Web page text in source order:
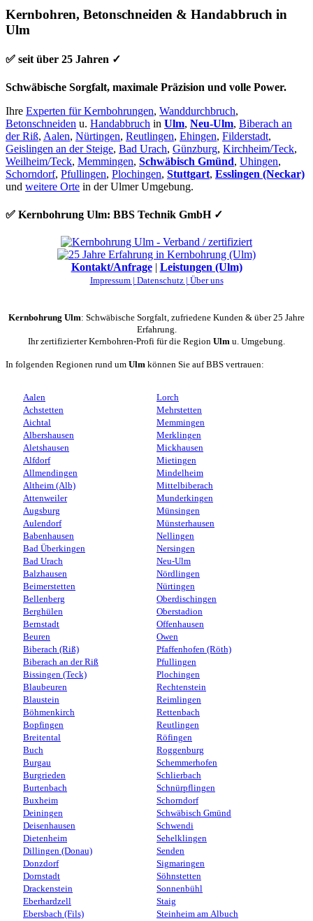
Kernbohren, Betonschneiden & Handabbruch in
Ulm
✅ seit über 25 Jahren ✓
Schwäbische Sorgfalt, maximale Präzision und volle Power.
Ihre Experten für Kernbohrungen, Wanddurchbruch,
Betonschneiden u. Handabbruch in Ulm, Neu-Ulm, Biberach an
der Riß, Aalen, Nürtingen, Reutlingen, Ehingen, Filderstadt,
Geislingen an der Steige, Bad Urach, Günzburg, Kirchheim/Teck,
Weilheim/Teck, Memmingen, Schwäbisch Gmünd, Uhingen,
Schorndorf, Pfullingen, Plochingen, Stuttgart, Esslingen (Neckar)
und weitere Orte in der Ulmer Umgebung.
✅ Kernbohrung Ulm: BBS Technik GmbH ✓
Kontakt/Anfrage| Leistungen (Ulm)
Impressum | Datenschutz | Über uns
Kernbohrung Ulm: Schwäbische Sorgfalt, zufriedene Kunden & über 25 Jahre
Erfahrung.
Ihr zertifizierter Kernbohren-Profi für die Region Ulm u. Umgebung.
In folgenden Regionen rund um Ulm können Sie auf BBS vertrauen:
Aalen
Achstetten
Aichtal
Albershausen
Aletshausen
Alfdorf
Allmendingen
Altheim (Alb)
Attenweiler
Augsburg
Aulendorf
Babenhausen
Bad Überkingen
Bad Urach
Balzhausen
Beimerstetten
Bellenberg
Berghülen
Bernstadt
Beuren
Biberach (Riß)
Biberach an der Riß
Bissingen (Teck)
Blaubeuren
Blaustein
Böhmenkirch
Bopfingen
Breitental
Buch
Burgau
Burgrieden
Burtenbach
Buxheim
Deiningen
Deisenhausen
Dietenheim
Dillingen (Donau)
Donzdorf
Dornstadt
Drackenstein
Eberhardzell
Ebersbach (Fils)
Lorch
Mehrstetten
Memmingen
Merklingen
Mickhausen
Mietingen
Mindelheim
Mittelbiberach
Munderkingen
Münsingen
Münsterhausen
Nellingen
Nersingen
Neu-Ulm
Nördlingen
Nürtingen
Oberdischingen
Oberstadion
Offenhausen
Owen
Pfaffenhofen (Röth)
Pfullingen
Plochingen
Rechtenstein
Reimlingen
Rettenbach
Reutlingen
Röfingen
Roggenburg
Schemmerhofen
Schlierbach
Schnürpflingen
Schorndorf
Schwäbisch Gmünd
Schwendi
Sehelklingen
Senden
Sigmaringen
Söhnstetten
Sonnenbühl
Staig
Steinheim am Albuch